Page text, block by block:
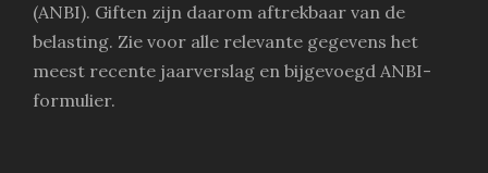
(ANBI). Giften zijn daarom aftrekbaar van de
belasting. Zie voor alle relevante gegevens het
meest recente jaarverslag en bijgevoegd ANBI-
formulier.